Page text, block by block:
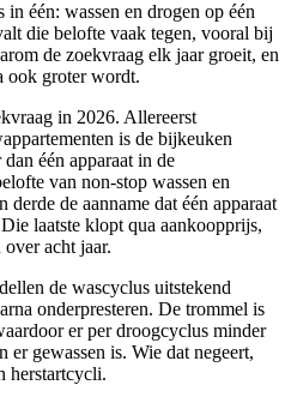
één: wassen en drogen op één
die belofte vaak tegen, vooral bij
de zoekvraag elk jaar groeit, en
ook groter wordt.
in 2026. Allereerst
is de bijkeuken
één apparaat in de
van non-stop wassen en
derde de aanname dat één apparaat
laatste klopt qua aankoopprijs,
acht jaar.
de wascyclus uitstekend
onderpresteren. De trommel is
er per droogcyclus minder
gewassen is. Wie dat negeert,
herstartcycli.